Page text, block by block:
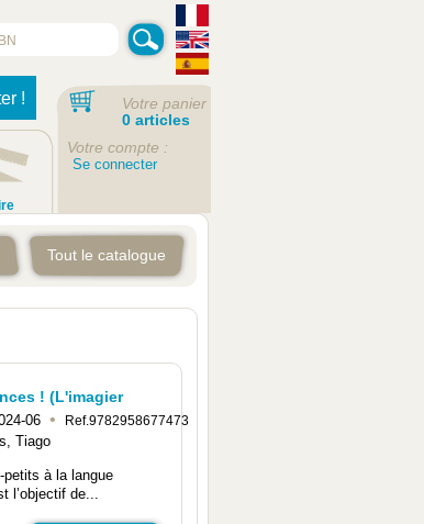
!
Votre panier
0 articles
Votre compte :
Se connecter
Tout le catalogue
! (L'imagier
06 • Ref.9782958677473
Tiago
petits à la langue
l’objectif de...